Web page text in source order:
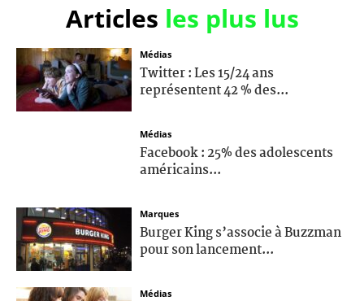
Articles les plus lus
Médias
Twitter : Les 15/24 ans
représentent 42 % des...
Médias
Facebook : 25% des adolescents
américains...
Marques
Burger King s’associe à Buzzman
pour son lancement...
Médias